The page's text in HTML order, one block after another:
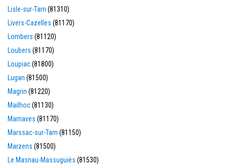
Lisle-sur-Tarn (81310)
Livers-Cazelles (81170)
Lombers (81120)
Loubers (81170)
Loupiac(81800)
Lugan (81500)
Magrin (81220)
Mailhoc(81130)
Marnaves (81170)
Marssac-sur-Tarn (81150)
Marzens (81500)
Le Masnau-Massuguiès (81530)